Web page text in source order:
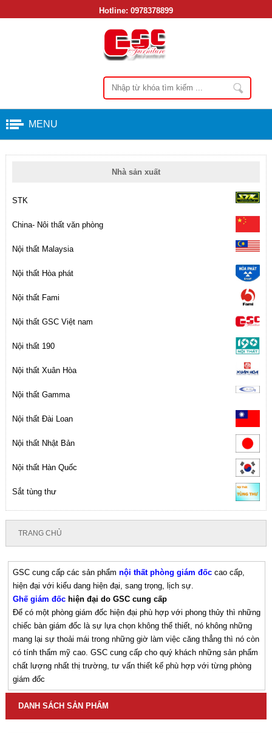
Hotline: 0978378899
MENU
Nhà sản xuất
STK
China- Nôi thất văn phòng
Nội thất Malaysia
Nội thất Hòa phát
Nội thất Fami
Nội thất GSC Việt nam
Nội thất 190
Nội thất Xuân Hòa
Nội thất Gamma
Nội thất Đài Loan
Nội thất Nhật Bản
Nội thất Hàn Quốc
Sắt tùng thư
TRANG CHỦ
GSC cung cấp các sản phẩm nội thất phòng giám đốccao cấp,
hiện đại với kiểu dang hiện đại, sang trọng, lịch sự.
Ghế giám đốchiện đại do GSC cung cấp
Để có một phòng giám đốc hiện đại phù hợp với phong thủy thì những
chiếc bàn giám đốc là sự lựa chọn không thể thiết, nó không những
mang lại sự thoải mái trong những giờ làm việc căng thẳng thì nó còn
có tính thẩm mỹ cao. GSC cung cấp cho quý khách những sản phẩm
chất lượng nhất thị trường, tư vấn thiết kế phù hợp với từng phòng
giám đốc
DANH SÁCH SẢN PHẨM